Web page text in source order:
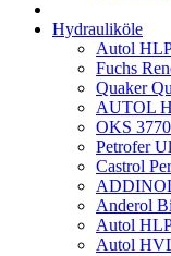
Hydrauliköle
Autol
Fuchs
Quaker
AUTOL
OKS 3770
Petrofer
Castrol
Anderol
Autol
Autol